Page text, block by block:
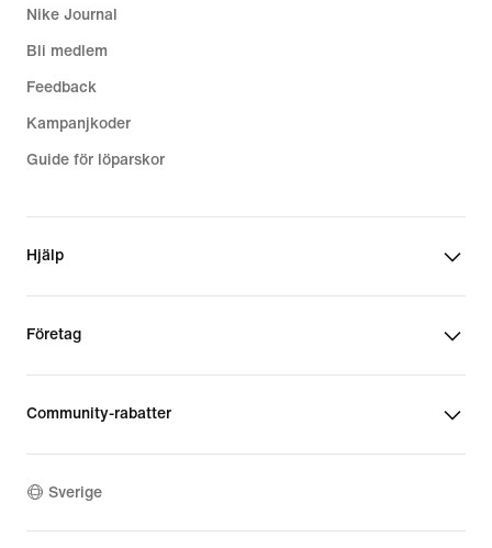
Nike Journal
Bli medlem
Feedback
Kampanjkoder
Guide för löparskor
Hjälp
Företag
Community-rabatter
Sverige